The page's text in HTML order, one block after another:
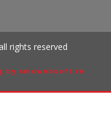
rights reserved
by amcwebsoft.ro